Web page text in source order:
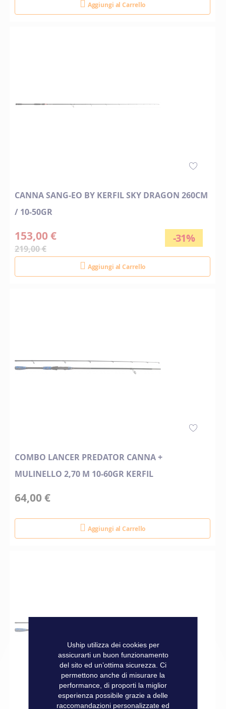
Aggiungi al Carrello
CANNA SANG-EO BY KERFIL SKY DRAGON 260CM
/ 10-50GR
-31%
153,00 €
219,00 €
Aggiungi al Carrello
COMBO LANCER PREDATOR CANNA +
MULINELLO 2,70 M 10-60GR KERFIL
64,00 €
Aggiungi al Carrello
Uship utilizza dei cookies per
assicurarti un buon funzionamento
del sito ed un’ottima sicurezza. Ci
permettono anche di misurare la
performance, di proporti la miglior
esperienza possibile grazie a delle
raccomandazioni personalizzate ed